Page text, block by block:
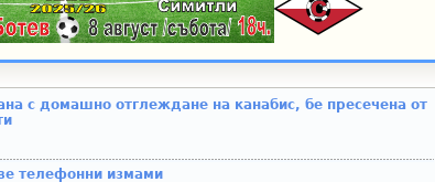
с домашно отглеждане на канабис, бе пресечена от
телефонни измами